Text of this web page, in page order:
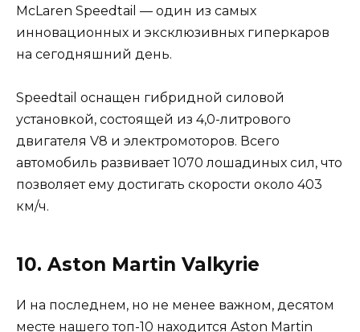
McLaren Speedtail — один из самых
инновационных и эксклюзивных гиперкаров
на сегодняшний день.
Speedtail оснащен гибридной силовой
установкой, состоящей из 4,0-литрового
двигателя V8 и электромоторов. Всего
автомобиль развивает 1070 лошадиных сил, что
позволяет ему достигать скорости около 403
км/ч.
10. Aston Martin Valkyrie
И на последнем, но не менее важном, десятом
месте нашего топ-10 находится Aston Martin